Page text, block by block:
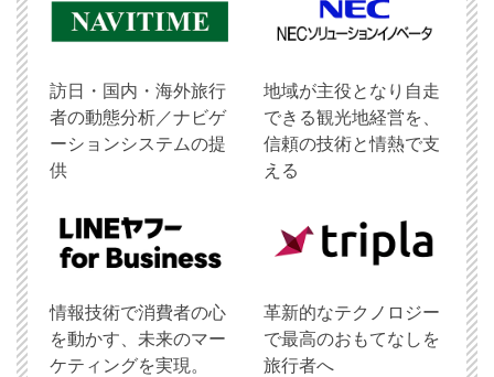
訪日・国内・海外旅行
者の動態分析／ナビゲ
ーションシステムの提
供
地域が主役となり自走
できる観光地経営を、
信頼の技術と情熱で支
える
情報技術で消費者の心
を動かす、未来のマー
ケティングを実現。
革新的なテクノロジー
で最高のおもてなしを
旅行者へ